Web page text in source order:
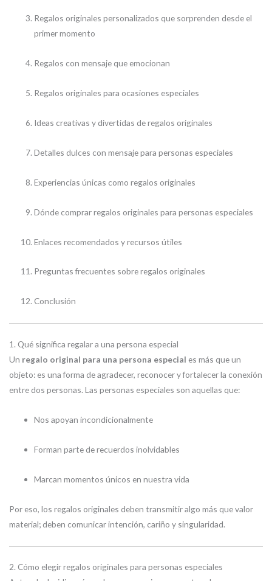
Regalos originales personalizados que sorprenden desde el
primer momento
Regalos con mensaje que emocionan
Regalos originales para ocasiones especiales
Ideas creativas y divertidas de regalos originales
Detalles dulces con mensaje para personas especiales
Experiencias únicas como regalos originales
Dónde comprar regalos originales para personas especiales
Enlaces recomendados y recursos útiles
Preguntas frecuentes sobre regalos originales
Conclusión
1. Qué significa regalar a una persona especial
Un regalo original para una persona especial es más que un
objeto: es una forma de agradecer, reconocer y fortalecer la conexión
entre dos personas. Las personas especiales son aquellas que:
Nos apoyan incondicionalmente
Forman parte de recuerdos inolvidables
Marcan momentos únicos en nuestra vida
Por eso, los regalos originales deben transmitir algo más que valor
material; deben comunicar intención, cariño y singularidad.
2. Cómo elegir regalos originales para personas especiales